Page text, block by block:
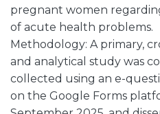
pregnant women
of acute health problems.
Methodology: A primary,
and analytical study was
collected using an e-
on the Google Forms